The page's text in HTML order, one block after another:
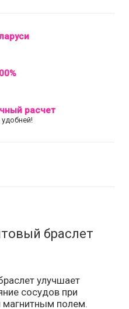
расчет
браслет
улучшает
сосудов при
магнитным полем.